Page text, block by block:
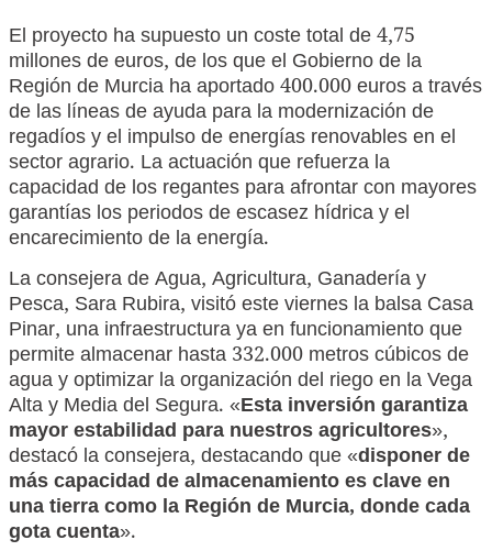
El proyecto ha supuesto un coste total de 4,75
millones de euros, de los que el Gobierno de la
Región de Murcia ha aportado 400.000 euros a través
de las líneas de ayuda para la modernización de
regadíos y el impulso de energías renovables en el
sector agrario. La actuación que refuerza la
capacidad de los regantes para afrontar con mayores
garantías los periodos de escasez hídrica y el
encarecimiento de la energía.
La consejera de Agua, Agricultura, Ganadería y
Pesca, Sara Rubira, visitó este viernes la balsa Casa
Pinar, una infraestructura ya en funcionamiento que
permite almacenar hasta 332.000 metros cúbicos de
agua y optimizar la organización del riego en la Vega
Alta y Media del Segura. «Esta inversión garantiza
mayor estabilidad para nuestros agricultores»,
destacó la consejera, destacando que «disponer de
más capacidad de almacenamiento es clave en
una tierra como la Región de Murcia, donde cada
gota cuenta».